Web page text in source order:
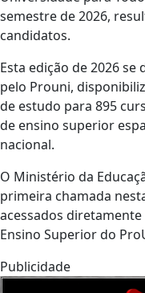
semestre de 2026,
candidatos.
Esta edição de 2026
pelo Prouni,
de estudo para 895
de ensino superior
nacional.
O Ministério da
primeira chamada
acessados
Ensino Superior do
Publicidade